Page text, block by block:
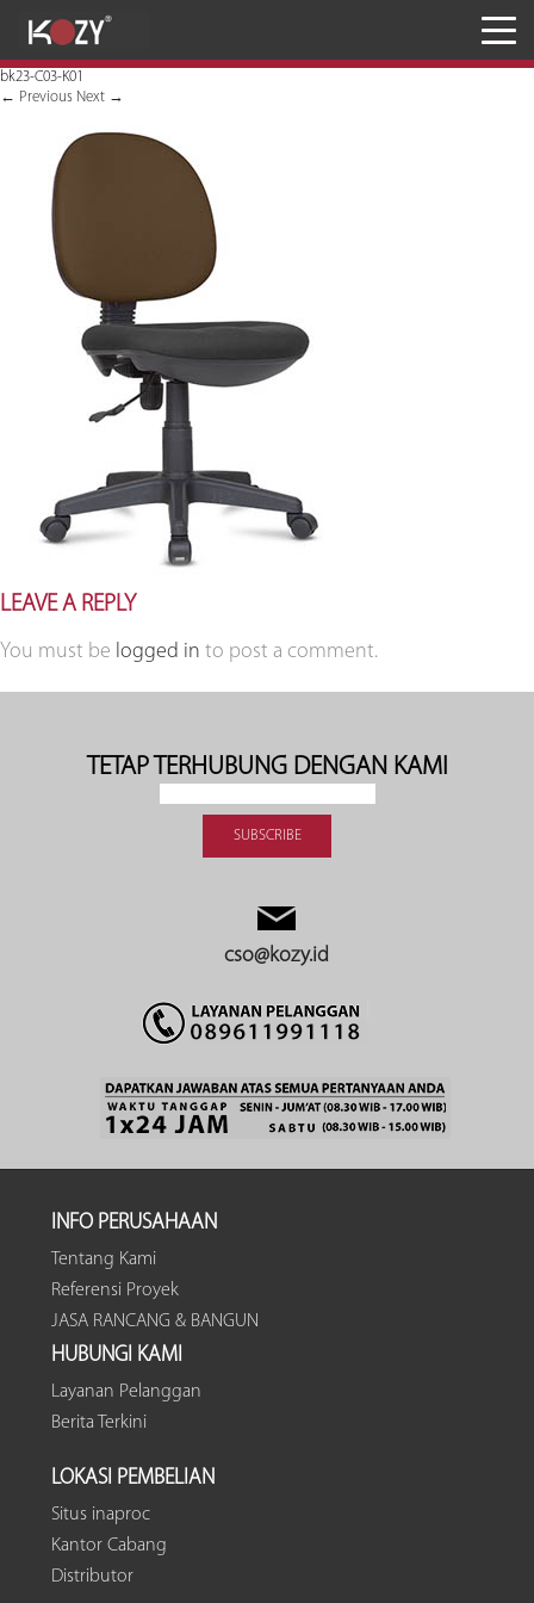
bk23-C03-K01
← Previous Next →
LEAVE A REPLY
You must be logged in to post a comment.
TETAP TERHUBUNG DENGAN KAMI
cso@kozy.id
INFO PERUSAHAAN
Tentang Kami
Referensi Proyek
JASA RANCANG & BANGUN
HUBUNGI KAMI
Layanan Pelanggan
Berita Terkini
LOKASI PEMBELIAN
Situs inaproc
Kantor Cabang
Distributor
Penyimpanan
JASA RANCANG & BANGUN
Inaproc Site